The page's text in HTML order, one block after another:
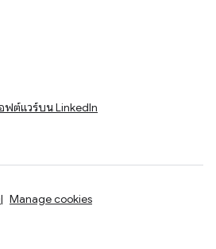
ต์แวร์บน LinkedIn
Manage cookies